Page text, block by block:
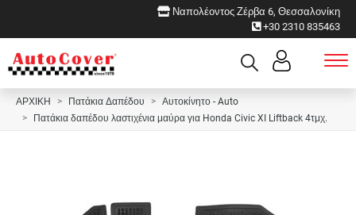
Ναπολέοντος Ζέρβα 6, Θεσσαλονίκη
+30 2310 835463
ΑΡΧΙΚΗ Πατάκια Δαπέδου
Αυτοκίνητο - Auto
Πατάκια δαπέδου λαστιχένια μαύρα για Honda Civic XI Liftback 4τμχ.